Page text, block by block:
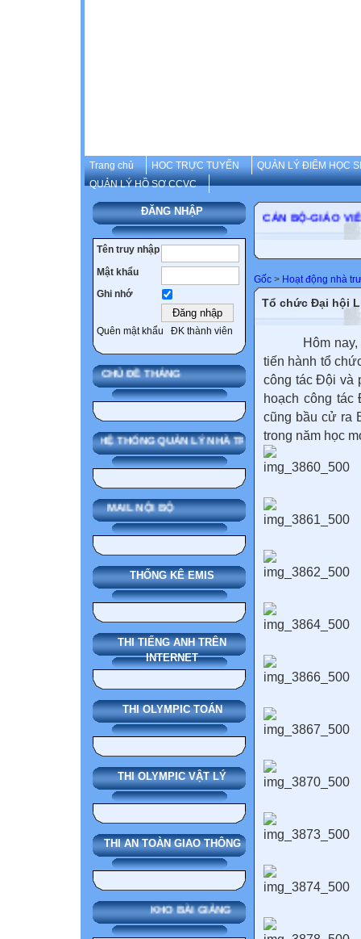
Trang chủ HOC TRỰC TUYẾN
QUẢN LÝ ĐIỂM HỌC
QUẢN LÝ HỒ SƠ CCVC
ĐĂNG NHẬP
Tên truy nhập
Mật khẩu
Ghi nhớ
Quên mật khẩu ĐK thành viên
CHỦ ĐỀ THÁNG
SMAS HỆ THỐNG QUẢN LÝ NHÀ TRƯỜNG
MAIL NỘI BỘ
THỐNG KÊ EMIS
THI TIẾNG ANH TRÊN
INTERNET
THI OLYMPIC TOÁN
THI OLYMPIC VẬT LÝ
THI AN TOÀN GIAO THÔNG
KHO BÀI GIẢNG
CÁN BỘ-
Gốc > Hoạt động nhà
Tổ chức Đại hội
Hôm nay,
tiến hành tổ
công tác Đội và
hoạch công tác
cũng bầu cử ra
trong năm học